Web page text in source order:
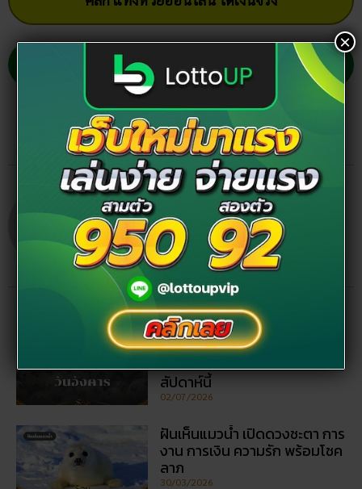
คลิก เข้ากลุ่มเลขเด็ด ฟรี !!
Facebook Twitter Email
admin tt
โพสต์ล่าสุด
สถิติหวยลาววันอังคาร วิเคราะห์
ตัวเลขมาแรง 3 ตัว 2 ตัว
สัปดาห์นี้
02/07/2026
ฝันเห็นแมวน้ำ เปิดดวงชะตา การ
งาน การเงิน ความรัก พร้อมโชค
ลาภ
30/03/2026
×